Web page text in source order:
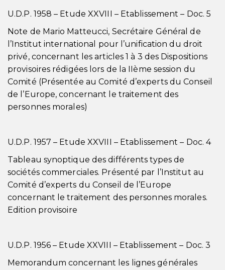
U.D.P. 1958 – Etude XXVIII – Etablissement – Doc. 5
Note de Mario Matteucci, Secrétaire Général de
l’Institut international pour l’unification du droit
privé, concernant les articles 1 à 3 des Dispositions
provisoires rédigées lors de la IIème session du
Comité (Présentée au Comité d’experts du Conseil
de l’Europe, concernant le traitement des
personnes morales)
U.D.P. 1957 – Etude XXVIII – Etablissement – Doc. 4
Tableau synoptique des différents types de
sociétés commerciales. Présenté par l’Institut au
Comité d’experts du Conseil de l’Europe
concernant le traitement des personnes morales.
Edition provisoire
U.D.P. 1956 – Etude XXVIII – Etablissement – Doc. 3
Memorandum concernant les lignes générales